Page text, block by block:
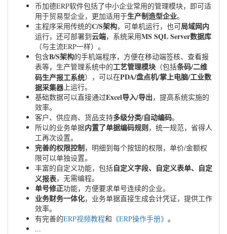
币加德ERP软件包括了中小企业常用的管理模块，即可适
用于贸易型企业，更加适用于生产制造型企业。
主程序采用传统的C/S架构，可单机运行，也可局域网内
运行，还可部署到云端，系统采用MS SQL Server数据库
（与主流ERP一样）。
包含B/S架构的手机端程序，方便在移动端签核、查看报
表等，生产管理系统中的工艺管理模块 （包括条码/二维
码生产报工系统），可以在PDA/盘点机/掌上电脑/工业数
据采集器上运行。
基础数据可以直接通过Excel导入/导出，提高系统实施的
效率。
客户、供应商、货品支持多级分类/自动编码。
所以的业务单据内置了单据编码规则，统一规范，省得人
工再次设置。
完善的权限控制，明细到每个按钮的权限，单价/金额权
限可以单独设置。
丰富的自定义功能，包括自定义字段、自定义表单、自定
义报表，无需编程。
单号修正功能，方便要求单号连续的企业。
业务财务一体化，业务单据直接生成会计凭证，提供工作
效率。
有完善的ERP视频教程和 《ERP操作手册》 。
...